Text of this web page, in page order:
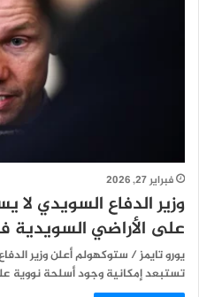
فبراير 27, 2026
وزير الدفاع السويدي
على الأراضي السويدية
يورو تايمز / ستوكهولم أعلن وزير
تستبعد إمكانية وجود أسلحة نووية